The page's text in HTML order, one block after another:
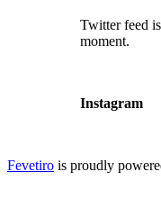
Twitter feed
moment.
Instagram
Fevetiro is proudly